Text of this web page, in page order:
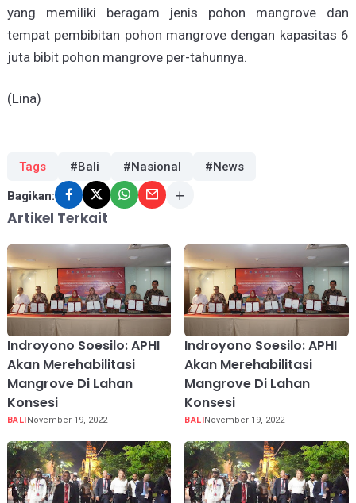
yang memiliki beragam jenis pohon mangrove dan
tempat pembibitan pohon mangrove dengan kapasitas 6
juta bibit pohon mangrove per-tahunnya.
(Lina)
Tags #Bali #Nasional #News
Bagikan:
Artikel Terkait
Indroyono Soesilo: APHI
Akan Merehabilitasi
Mangrove Di Lahan
Konsesi
BALI November 19, 2022
Indroyono Soesilo: APHI
Akan Merehabilitasi
Mangrove Di Lahan
Konsesi
BALI November 19, 2022